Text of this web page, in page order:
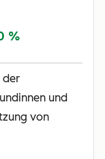
%
der
und
von